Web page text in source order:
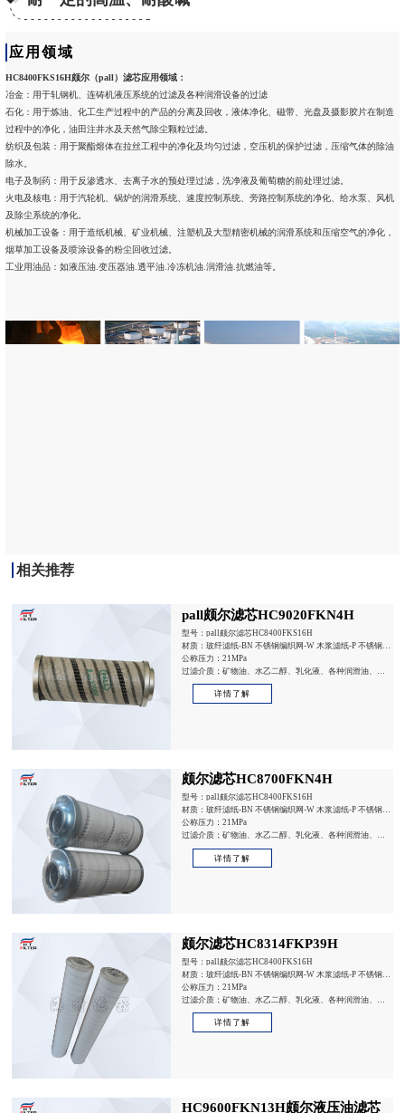
应用领域
HC8400FKS16H颇尔（pall）滤芯应用领域：
冶金：用于轧钢机、连铸机液压系统的过滤及各种润滑设备的过滤
石化：用于炼油、化工生产过程中的产品的分离及回收，液体净化、磁带、光盘及摄影胶片在制造
过程中的净化，油田注井水及天然气除尘颗粒过滤。
纺织及包装：用于聚酯熔体在拉丝工程中的净化及均匀过滤，空压机的保护过滤，压缩气体的除油
除水。
电子及制药：用于反渗透水、去离子水的预处理过滤，洗净液及葡萄糖的前处理过滤。
火电及核电：用于汽轮机、锅炉的润滑系统、速度控制系统、旁路控制系统的净化、给水泵、风机
及除尘系统的净化。
机械加工设备：用于造纸机械、矿业机械、注塑机及大型精密机械的润滑系统和压缩空气的净化，
烟草加工设备及喷涂设备的粉尘回收过滤。
工业用油品：如液压油.变压器油.透平油.冷冻机油.润滑油.抗燃油等。
相关推荐
pall颇尔滤芯HC9020FKN4H
型号：pall颇尔滤芯HC8400FKS16H
材质：玻纤滤纸-BN 不锈钢编织网-W 木浆滤纸-P 不锈钢烧
公称压力：21MPa
过滤介质：矿物油、水乙二醇、乳化液、各种润滑油、磷
详情了解
颇尔滤芯HC8700FKN4H
型号：pall颇尔滤芯HC8400FKS16H
材质：玻纤滤纸-BN 不锈钢编织网-W 木浆滤纸-P 不锈钢烧
结网-V
公称压力：21MPa
过滤介质：矿物油、水乙二醇、乳化液、各种润滑油、磷
详情了解
颇尔滤芯HC8314FKP39H
型号：pall颇尔滤芯HC8400FKS16H
材质：玻纤滤纸-BN 不锈钢编织网-W 木浆滤纸-P 不锈钢烧
公称压力：21MPa
过滤介质：矿物油、水乙二醇、乳化液、各种润滑油、磷
详情了解
HC9600FKN13H颇尔液压油滤芯